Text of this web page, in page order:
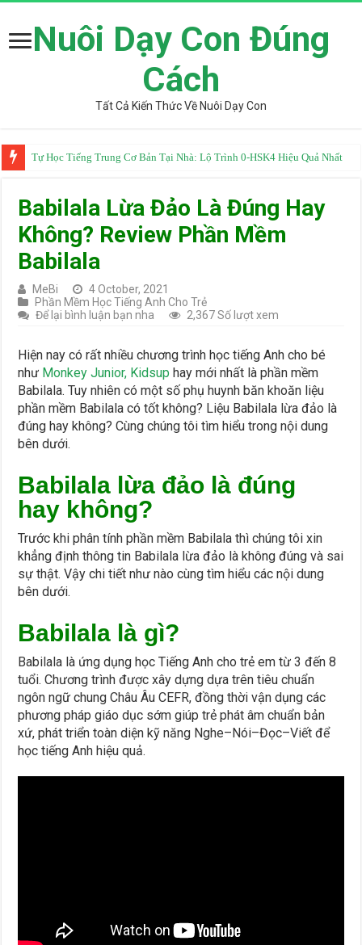
Nuôi Dạy Con Đúng
Cách
Tất Cả Kiến Thức Về Nuôi Dạy Con
Tự Học Tiếng Trung Cơ Bản Tại Nhà: Lộ Trình 0-HSK4 Hiệu Quả Nhất
Babilala Lừa Đảo Là Đúng Hay
Không? Review Phần Mềm
Babilala
MeBi
4 October, 2021
Phần Mềm Học Tiếng Anh Cho Trẻ
Để lại bình luận bạn nha
2,367 Số lượt xem
Hiện nay có rất nhiều chương trình học tiếng Anh cho bé
như Monkey Junior, Kidsup hay mới nhất là phần mềm
Babilala. Tuy nhiên có một số phụ huynh băn khoăn liệu
phần mềm Babilala có tốt không? Liệu Babilala lừa đảo là
đúng hay không? Cùng chúng tôi tìm hiểu trong nội dung
bên dưới.
Babilala lừa đảo là đúng
hay không?
Trước khi phân tính phần mềm Babilala thì chúng tôi xin
khẳng định thông tin Babilala lừa đảo là không đúng và sai
sự thật. Vậy chi tiết như nào cùng tìm hiểu các nội dung
bên dưới.
Babilala là gì?
Babilala là ứng dụng học Tiếng Anh cho trẻ em từ 3 đến 8
tuổi. Chương trình được xây dựng dựa trên tiêu chuẩn
ngôn ngữ chung Châu Âu CEFR, đồng thời vận dụng các
phương pháp giáo dục sớm giúp trẻ phát âm chuẩn bản
xứ, phát triển toàn diện kỹ năng Nghe–Nói–Đọc–Viết để
học tiếng Anh hiệu quả.